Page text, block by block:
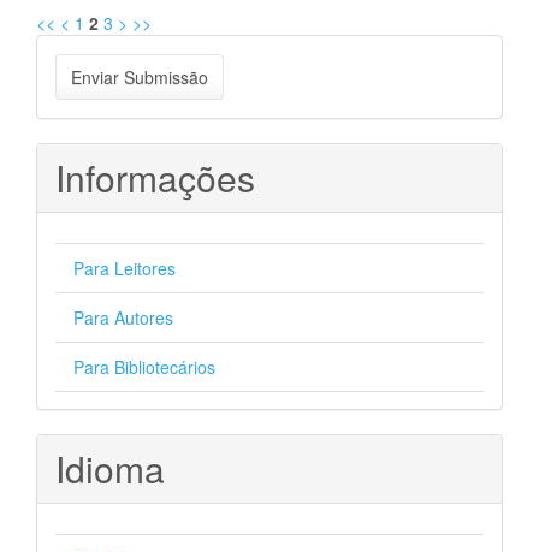
<< < 1 2 3 > >>
Enviar
Submissão
Enviar Submissão
Informações
Para Leitores
Para Autores
Para Bibliotecários
Idioma